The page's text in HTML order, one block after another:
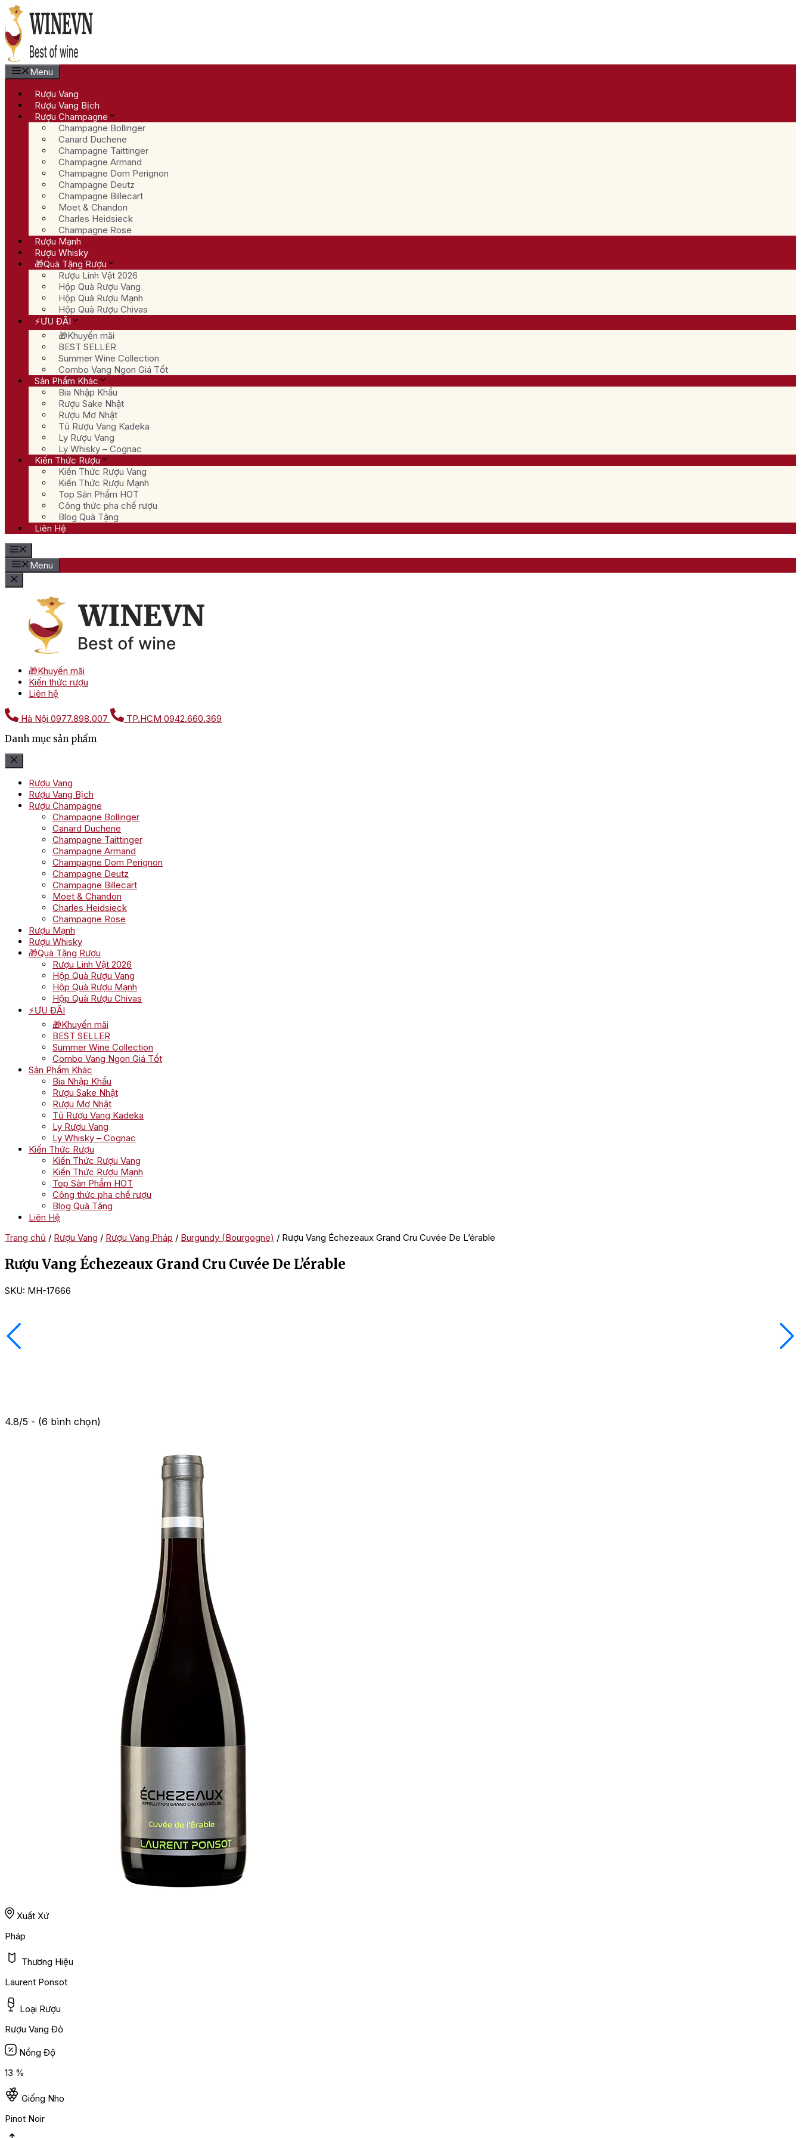
Chuyển
đến
nội
dung
Menu
Rượu Vang
Rượu Vang Bịch
Rượu Champagne
Champagne Bollinger
Canard Duchene
Champagne Taittinger
Champagne Armand
Champagne Dom Perignon
Champagne Deutz
Champagne Billecart
Moet & Chandon
Charles Heidsieck
Champagne Rose
Rượu Mạnh
Rượu Whisky
🎁Quà Tặng Rượu
Rượu Linh Vật 2026
Hộp Quà Rượu Vang
Hộp Quà Rượu Mạnh
Hộp Quà Rượu Chivas
⚡ƯU ĐÃI
🎁Khuyến mãi
BEST SELLER
Summer Wine Collection
Combo Vang Ngon Giá Tốt
Sản Phẩm Khác
Bia Nhập Khẩu
Rượu Sake Nhật
Rượu Mơ Nhật
Tủ Rượu Vang Kadeka
Ly Rượu Vang
Ly Whisky – Cognac
Kiến Thức Rượu
Kiến Thức Rượu Vang
Kiến Thức Rượu Mạnh
Top Sản Phẩm HOT
Công thức pha chế rượu
Blog Quà Tặng
Liên Hệ
Menu
🎁Khuyến mãi
Kiến thức rượu
Liên hệ
Hà Nội 0977.898.007 TP.HCM 0942.660.369
Danh mục sản phẩm
Rượu Vang
Rượu Vang Bịch
Rượu Champagne
Champagne Bollinger
Canard Duchene
Champagne Taittinger
Champagne Armand
Champagne Dom Perignon
Champagne Deutz
Champagne Billecart
Moet & Chandon
Charles Heidsieck
Champagne Rose
Rượu Mạnh
Rượu Whisky
🎁Quà Tặng Rượu
Rượu Linh Vật 2026
Hộp Quà Rượu Vang
Hộp Quà Rượu Mạnh
Hộp Quà Rượu Chivas
⚡ƯU ĐÃI
🎁Khuyến mãi
BEST SELLER
Summer Wine Collection
Combo Vang Ngon Giá Tốt
Sản Phẩm Khác
Bia Nhập Khẩu
Rượu Sake Nhật
Rượu Mơ Nhật
Tủ Rượu Vang Kadeka
Ly Rượu Vang
Ly Whisky – Cognac
Kiến Thức Rượu
Kiến Thức Rượu Vang
Kiến Thức Rượu Mạnh
Top Sản Phẩm HOT
Công thức pha chế rượu
Blog Quà Tặng
Liên Hệ
Trang chủ / Rượu Vang / Rượu Vang Pháp / Burgundy (Bourgogne) / Rượu Vang Échezeaux Grand Cru Cuvée De L’érable
Rượu Vang Échezeaux Grand Cru Cuvée De L’érable
SKU: MH-17666
4.8/5 - (6 bình chọn)
Xuất Xứ
Pháp
Thương Hiệu
Laurent Ponsot
Loại Rượu
Rượu Vang Đỏ
Nồng Độ
13 %
Giống Nho
Pinot Noir